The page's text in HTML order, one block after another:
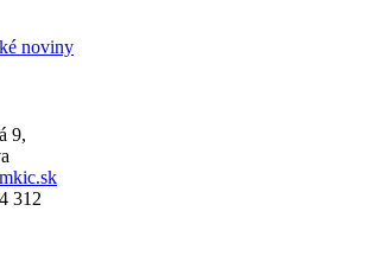
noviny
9,
312